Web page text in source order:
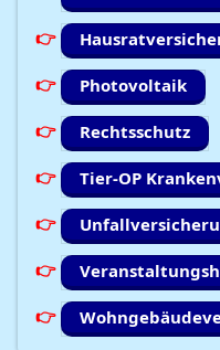
Photovoltaik
Rechtsschutz
Tier-OP